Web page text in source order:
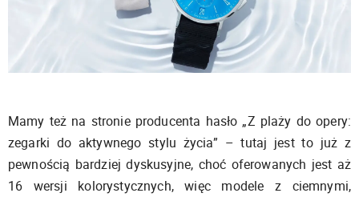
Mamy też na stronie producenta hasło „Z plaży do opery:
zegarki do aktywnego stylu życia” – tutaj jest to już z
pewnością bardziej dyskusyjne, choć oferowanych jest aż
16 wersji kolorystycznych, więc modele z ciemnymi,